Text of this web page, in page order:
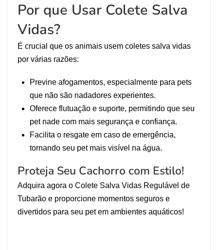
Por que Usar Colete Salva
Vidas?
É crucial que os animais usem coletes salva vidas
por várias razões:
Previne afogamentos, especialmente para pets
que não são nadadores experientes.
Oferece flutuação e suporte, permitindo que seu
pet nade com mais segurança e confiança.
Facilita o resgate em caso de emergência,
tornando seu pet mais visível na água.
Proteja Seu Cachorro com Estilo!
Adquira agora o Colete Salva Vidas Regulável de
Tubarão e proporcione momentos seguros e
divertidos para seu pet em ambientes aquáticos!